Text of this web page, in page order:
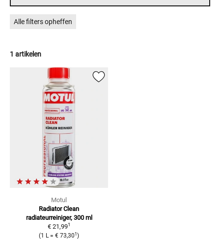
Alle filters opheffen
1 artikelen
Motul
Radiator Clean
radiateurreiniger, 300 ml
€ 21,991
(1 L= € 73,301 )